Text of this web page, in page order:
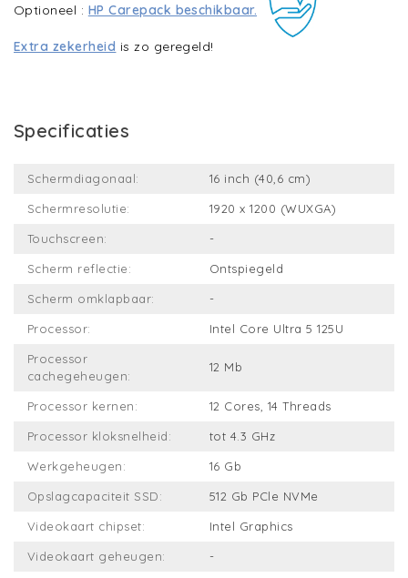
Optioneel : HP Carepack beschikbaar.
Extra zekerheid is zo geregeld!
Specificaties
Schermdiagonaal: 16 inch (40,6 cm)
Schermresolutie: 1920 x 1200 (WUXGA)
Touchscreen: -
Scherm reflectie: Ontspiegeld
Scherm omklapbaar: -
Processor: Intel Core Ultra 5 125U
Processor
cachegeheugen:
12 Mb
Processor kernen: 12 Cores, 14 Threads
Processor kloksnelheid: tot 4.3 GHz
Werkgeheugen: 16 Gb
Opslagcapaciteit SSD: 512 Gb PCle NVMe
Videokaart chipset: Intel Graphics
Videokaart geheugen: -